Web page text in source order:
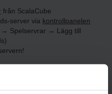
från ScalaCube
server via kontrollpanelen
Spelservrar → Lägg till